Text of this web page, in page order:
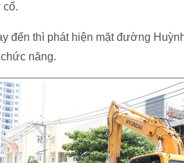
cố.
đến thì phát hiện mặt đường
năng.